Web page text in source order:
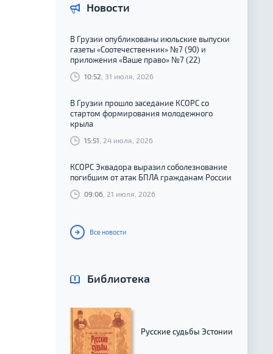
Новости
В Грузии опубликованы июльские выпуски
газеты «Соотечественник» №7 (90) и
приложения «Ваше право» №7 (22)
10:52 , 31 июля, 2026
В Грузии прошло заседание КСОРС со
стартом формирования молодежного
крыла
15:51 , 24 июля, 2026
КСОРС Эквадора выразил соболезнование
погибшим от атак БПЛА гражданам России
09:06 , 21 июля, 2026
Все новости
Библиотека
Русские судьбы Эстонии